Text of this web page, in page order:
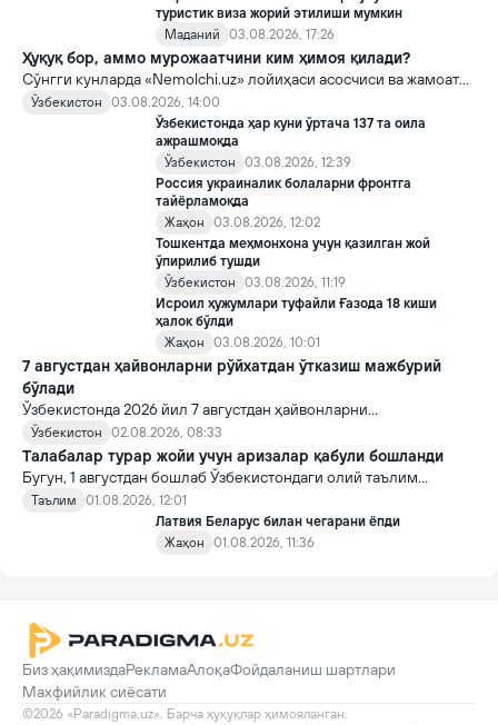
туристик виза жорий этилиши мумкин
Маданий
03.08.2026, 17:26
Ҳуқуқ бор, аммо мурожаатчини ким ҳимоя қилади?
Сўнгги кунларда «Nemolchi.uz» лойиҳаси асосчиси ва жамоат
фаоли Ирина Матвиенко билан боғлиқ воқеа жамоатчиликда
кенг муҳокама қилинмоқда.
Ўзбекистон
03.08.2026, 14:00
Ўзбекистонда ҳар куни ўртача 137 та оила
ажрашмоқда
Ўзбекистон
03.08.2026, 12:39
Россия украиналик болаларни фронтга
тайёрламоқда
Жаҳон
03.08.2026, 12:02
Тошкентда меҳмонхона учун қазилган жой
ўпирилиб тушди
Ўзбекистон
03.08.2026, 11:19
Исроил ҳужумлари туфайли Ғазода 18 киши
ҳалок бўлди
Жаҳон
03.08.2026, 10:01
7 августдан ҳайвонларни рўйхатдан ўтказиш мажбурий
бўлади
Ўзбекистонда 2026 йил 7 августдан ҳайвонларни
идентификация қилиш ва давлат рўйхатидан ўтказишнинг янги
тартиби кучга киради.
Ўзбекистон 02.08.2026, 08:33
Tалабалар турар жойи учун аризалар қабули бошланди
Бугун, 1 августдан бошлаб Ўзбекистондаги олий таълим
муассасалари талабалар турар жойларига жойлашиш учун
аризалар қабули бошланди.
Таълим
01.08.2026, 12:01
Латвия Беларус билан чегарани ёпди
Жаҳон
01.08.2026, 11:36
Биз ҳақимиздаРекламаАлоқаФойдаланиш шартлари
Махфийлик сиёсати
©2026 «Paradigma.uz». Барча ҳуқуқлар ҳимояланган.